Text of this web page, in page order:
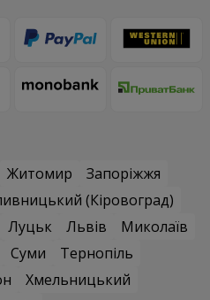
Житомир
Запоріжжя
(Кіровоград)
Луцьк Львів
Миколаїв
Суми
Тернопіль
Хмельницький